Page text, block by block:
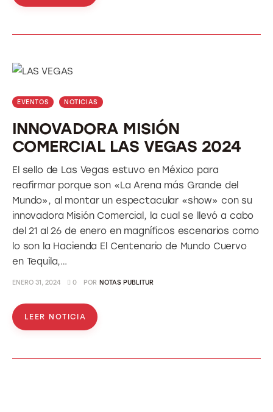
EVENTOS NOTICIAS
INNOVADORA MISIÓN
COMERCIAL LAS VEGAS 2024
El sello de Las Vegas estuvo en México para
reafirmar porque son «La Arena más Grande del
Mundo», al montar un espectacular «show» con su
innovadora Misión Comercial, la cual se llevó a cabo
del 21 al 26 de enero en magníficos escenarios como
lo son la Hacienda El Centenario de Mundo Cuervo
en Tequila,…
ENERO 31, 2024 0 POR NOTAS PUBLITUR
LEER NOTICIA